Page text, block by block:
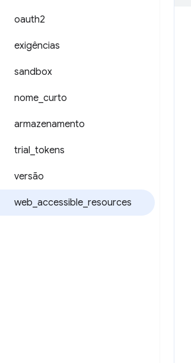
oauth2
exigências
sandbox
nome curto
armazenamento
trial tokens
versão
web accessible resources